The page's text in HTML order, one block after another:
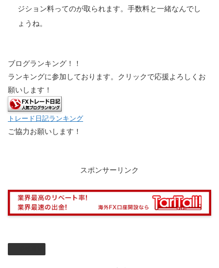
ジション料ってのが取られます。手数料と一緒なんでし
ょうね。
ブログランキング！！
ランキングに参加しております。クリックで応援よろしくお
願いします！
トレード日記ランキング
ご協力お願いします！
スポンサーリンク